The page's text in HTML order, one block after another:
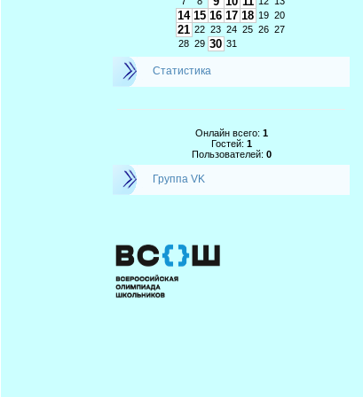
14 15 16 17 18 19 20
21 22 23 24 25 26 27
28 29 30 31
Статистика
Онлайн всего: 1
Гостей: 1
Пользователей: 0
Группа VK